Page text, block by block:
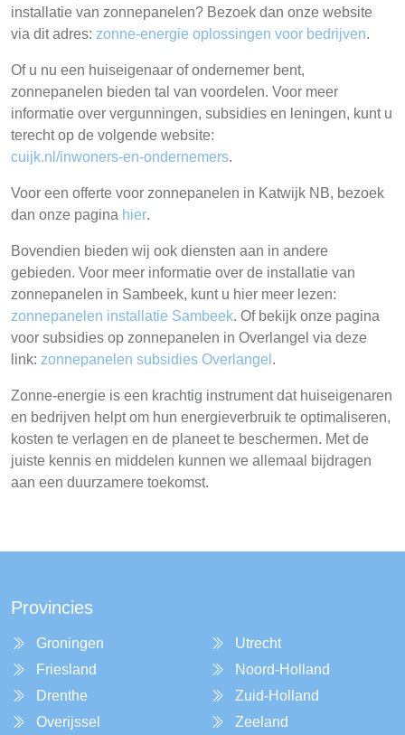
installatie van zonnepanelen? Bezoek dan onze website
via dit adres: zonne-energie oplossingen voor bedrijven.
Of u nu een huiseigenaar of ondernemer bent,
zonnepanelen bieden tal van voordelen. Voor meer
informatie over vergunningen, subsidies en leningen, kunt u
terecht op de volgende website:
cuijk.nl/inwoners-en-ondernemers.
Voor een offerte voor zonnepanelen in Katwijk NB, bezoek
dan onze pagina hier.
Bovendien bieden wij ook diensten aan in andere
gebieden. Voor meer informatie over de installatie van
zonnepanelen in Sambeek, kunt u hier meer lezen:
zonnepanelen installatie Sambeek. Of bekijk onze pagina
voor subsidies op zonnepanelen in Overlangel via deze
link: zonnepanelen subsidies Overlangel .
Zonne-energie is een krachtig instrument dat huiseigenaren
en bedrijven helpt om hun energieverbruik te optimaliseren,
kosten te verlagen en de planeet te beschermen. Met de
juiste kennis en middelen kunnen we allemaal bijdragen
aan een duurzamere toekomst.
Provincies
Groningen
Friesland
Drenthe
Overijssel
Utrecht
Noord-Holland
Zuid-Holland
Zeeland